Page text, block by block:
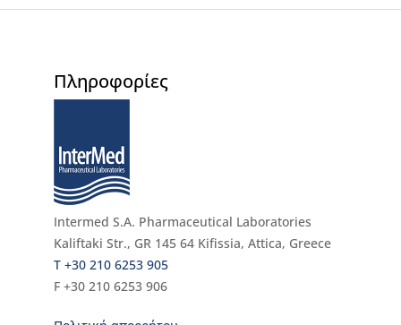
Πληροφορίες
Intermed S.A. Pharmaceutical Laboratories
Kaliftaki Str., GR 145 64 Κifissia, Attica, Greece
Τ +30 210 6253 905
F +30 210 6253 906